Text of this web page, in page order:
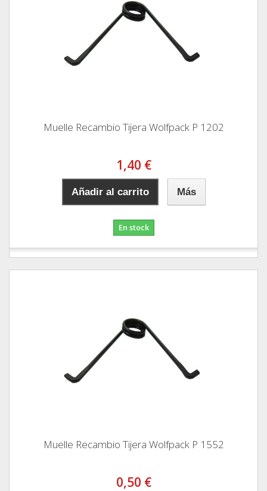
Muelle Recambio Tijera Wolfpack P 1202
1,40 €
Añadir al carrito Más
En stock
Muelle Recambio Tijera Wolfpack P 1552
0,50 €